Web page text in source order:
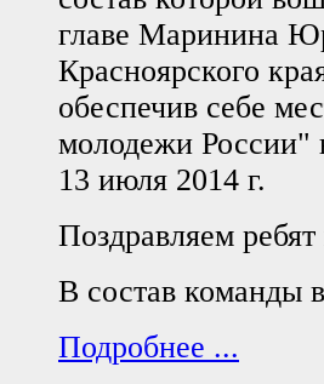
главе Маринина
Красноярского
обеспечив себе
молодежи России"
13 июля 2014 г.
Поздравляем
В состав команды
Подробнее ...